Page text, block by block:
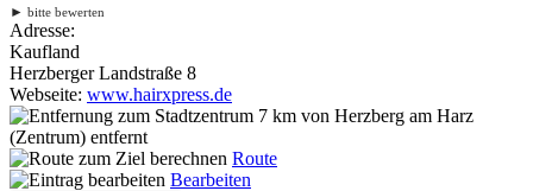
► bitte bewerten
Adresse:
Kaufland
Herzberger Landstraße 8
Webseite: www.hairxpress.de
7 km von Herzberg am Harz
(Zentrum) entfernt
Route
Bearbeiten